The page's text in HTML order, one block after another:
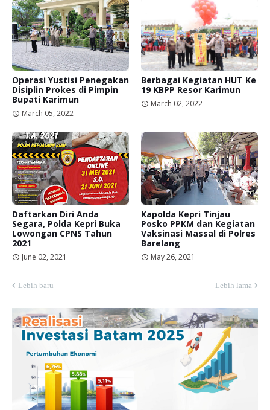
Operasi Yustisi Penegakan
Disiplin Prokes di Pimpin
Bupati Karimun
March 05, 2022
Berbagai Kegiatan HUT Ke
19 KBPP Resor Karimun
March 02, 2022
Daftarkan Diri Anda
Segara, Polda Kepri Buka
Lowongan CPNS Tahun
2021
June 02, 2021
Kapolda Kepri Tinjau
Posko PPKM dan Kegiatan
Vaksinasi Massal di Polres
Barelang
May 26, 2021
Lebih baru Lebih lama